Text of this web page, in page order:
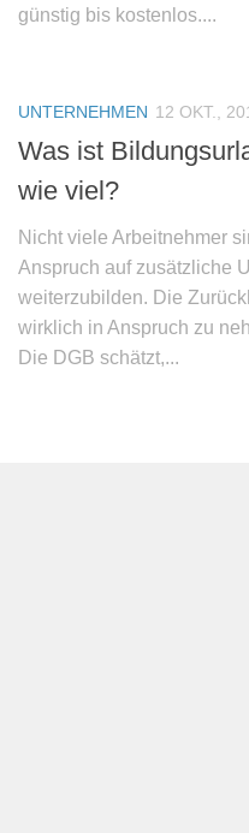
günstig bis kostenlos....
UNTERNEHMEN 12 OKT.,
Was ist
wie viel?
Nicht viele Arbeitnehmer
Anspruch auf zusätzliche
weiterzubilden. Die
wirklich in Anspruch zu
Die DGB schätzt,...